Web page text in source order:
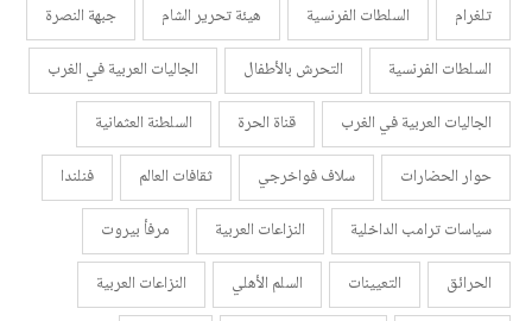
تلغرام
السلطات الفرنسية هيئة تحرير الشام
جبهة النصرة
السلطات الفرنسية
التحرش بالأطفال
الجاليات العربية في الغرب
الجاليات العربية في الغرب
قناة الحرة
السلطنة العثمانية
حوار الحضارات
سلاف فواخرجي ثقافات العالم
فنلندا
سياسات ترامب الداخلية
النزاعات العربية
مرفأ بيروت
الحرائق
التعيينات السلم الأهلي
النزاعات العربية